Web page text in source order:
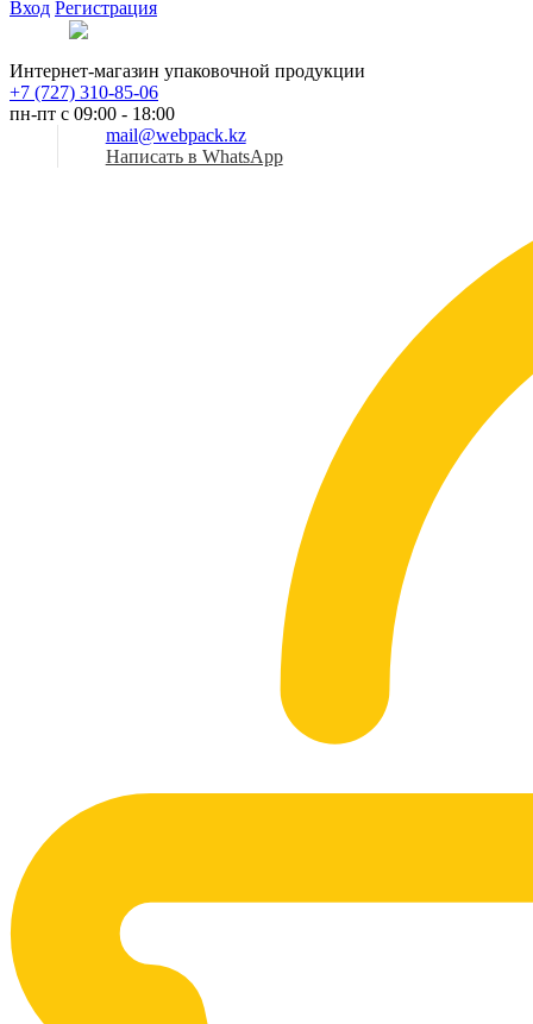
Вход Регистрация
Интернет-магазин упаковочной продукции
+7 (727) 310-85-06
пн-пт с 09:00 - 18:00
mail@webpack.kz
Написать в WhatsApp